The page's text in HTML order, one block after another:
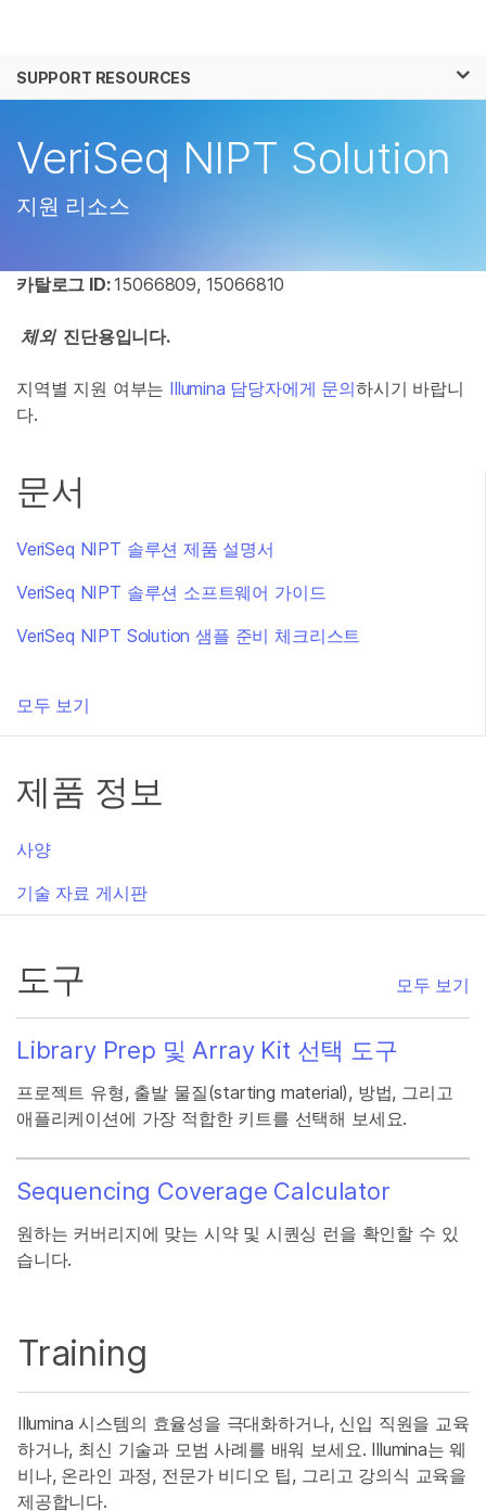
솔루션
추천 링크
SUPPORT RESOURCES
VeriSeq NIPT Solution
지원 리소스
카탈로그 ID:15066809, 15066810
체외 진단용입니다.
지역별 지원 여부는 Illumina 담당자에게 문의하시기 바랍니
다.
문서
VeriSeq NIPT 솔루션 제품 설명서
VeriSeq NIPT 솔루션 소프트웨어 가이드
VeriSeq NIPT Solution 샘플 준비 체크리스트
모두 보기
제품 정보
사양
기술 자료 게시판
도구 모두 보기
Library Prep 및 Array Kit 선택 도구
프로젝트 유형, 출발 물질(starting material), 방법, 그리고
애플리케이션에 가장 적합한 키트를 선택해 보세요.
Sequencing Coverage Calculator
원하는 커버리지에 맞는 시약 및 시퀀싱 런을 확인할 수 있
습니다.
Training
Illumina 시스템의 효율성을 극대화하거나, 신입 직원을 교육
하거나, 최신 기술과 모범 사례를 배워 보세요. Illumina는 웨
비나, 온라인 과정, 전문가 비디오 팁, 그리고 강의식 교육을
제공합니다.
보다 관련성이 높은 콘텐츠를 확인하실 수 있
습니다. 주요 관심 분야를 선택해 주세요:
암 연구
미생물학 연구
농업유전체학 연구
복합 질환 연구
임상 종양학 연구
생식 보건 연구